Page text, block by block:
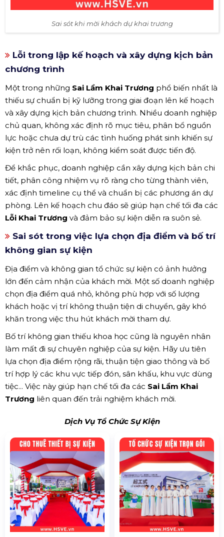
Sai sót khi mời khách dự khai trương
Lỗi trong lập kế hoạch và xây dựng kịch bản
chương trình
Một trong những Sai Lầm Khai Trương phổ biến nhất là
thiếu sự chuẩn bị kỹ lưỡng trong giai đoạn lên kế hoạch
và xây dựng kịch bản chương trình. Nhiều doanh nghiệp
chủ quan, không xác định rõ mục tiêu, phân bổ nguồn
lực hoặc chưa dự trù các tình huống phát sinh khiến sự
kiện trở nên rối loạn, không kiểm soát được tiến độ.
Để khắc phục, doanh nghiệp cần xây dựng kịch bản chi
tiết, phân công nhiệm vụ rõ ràng cho từng thành viên,
xác định timeline cụ thể và chuẩn bị các phương án dự
phòng. Lên kế hoạch chu đáo sẽ giúp hạn chế tối đa các
Lỗi Khai Trương và đảm bảo sự kiện diễn ra suôn sẻ.
Sai sót trong việc lựa chọn địa điểm và bố trí
không gian sự kiện
Địa điểm và không gian tổ chức sự kiện có ảnh hưởng
lớn đến cảm nhận của khách mời. Một số doanh nghiệp
chọn địa điểm quá nhỏ, không phù hợp với số lượng
khách hoặc vị trí không thuận tiện di chuyển, gây khó
khăn trong việc thu hút khách mời tham dự.
Bố trí không gian thiếu khoa học cũng là nguyên nhân
làm mất đi sự chuyên nghiệp của sự kiện. Hãy ưu tiên
lựa chọn địa điểm rộng rãi, thuận tiện giao thông và bố
trí hợp lý các khu vực tiếp đón, sân khấu, khu vực dùng
tiệc... Việc này giúp hạn chế tối đa các Sai Lầm Khai
Trương liên quan đến trải nghiệm khách mời.
Dịch Vụ Tổ Chức Sự Kiện